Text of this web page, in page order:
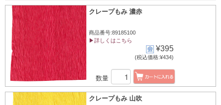
クレープもみ 濃赤
商品番号:89185100
▶詳しくはこちら
¥395
(税込価格:¥434)
数量
クレープもみ 山吹